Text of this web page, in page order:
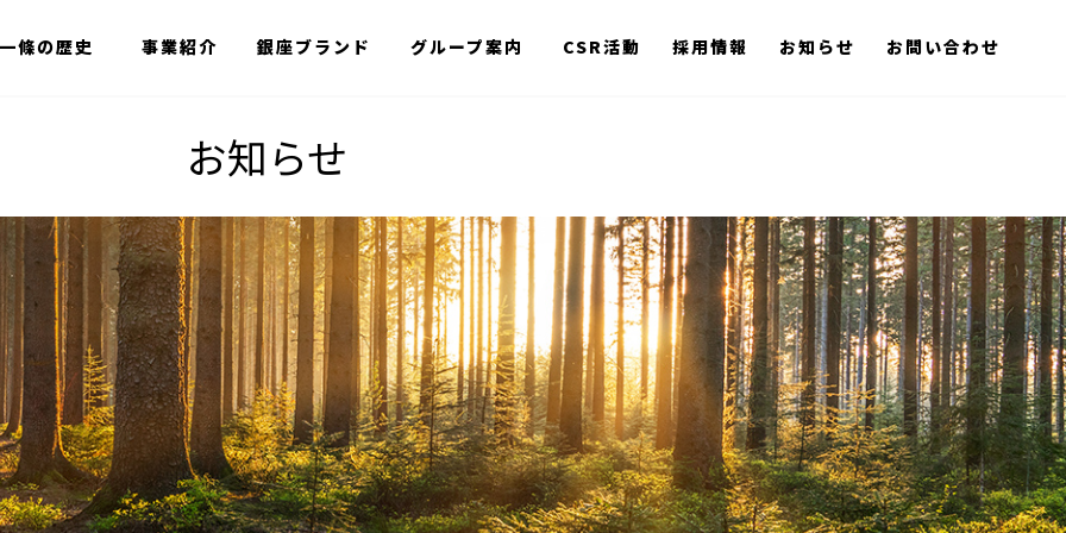
一條の歴史 事業紹介 銀座ブランド グループ案内 CSR活動 採用情報 お知らせ お問い合わせ
お知らせ